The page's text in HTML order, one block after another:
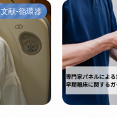
文献-循環器